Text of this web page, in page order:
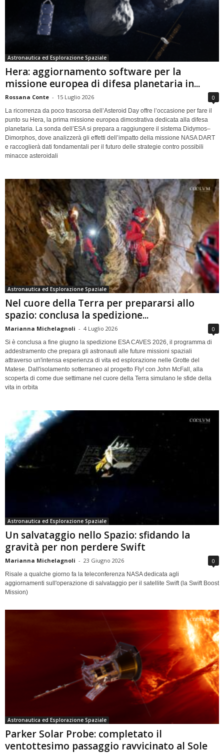
Astronautica ed Esplorazione Spaziale
Hera: aggiornamento software per la
missione europea di difesa planetaria in...
Rossana Conte - 15 Luglio 2026 0
La ricorrenza da poco trascorsa dell’Asteroid Day offre l’occasione per fare il
punto su Hera, la prima missione europea dimostrativa dedicata alla difesa
planetaria. La sonda dell’ESA si prepara a raggiungere il sistema Didymos–
Dimorphos, dove analizzerà gli effetti dell’impatto della missione NASA DART
e raccoglierà dati fondamentali per il futuro delle strategie contro possibili
minacce asteroidali
Astronautica ed Esplorazione Spaziale
Nel cuore della Terra per prepararsi allo
spazio: conclusa la spedizione...
Marianna Michelagnoli - 4 Luglio 2026 0
Si è conclusa a fine giugno la spedizione ESA CAVES 2026, il programma di
addestramento che prepara gli astronauti alle future missioni spaziali
attraverso un'intensa esperienza di vita ed esplorazione nelle Grotte del
Matese. Dall'isolamento sotterraneo al progetto Fly! con John McFall, alla
scoperta di come due settimane nel cuore della Terra simulano le sfide della
vita in orbita
Astronautica ed Esplorazione Spaziale
Un salvataggio nello Spazio: sfidando la
gravità per non perdere Swift
Marianna Michelagnoli - 23 Giugno 2026 0
Risale a qualche giorno fa la teleconferenza NASA dedicata agli
aggiornamenti sull'operazione di salvataggio per il satellite Swift (la Swift Boost
Mission)
Astronautica ed Esplorazione Spaziale
Parker Solar Probe: completato il
ventottesimo passaggio ravvicinato al Sole